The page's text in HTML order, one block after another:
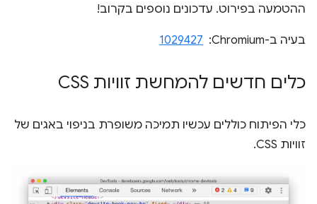
ההטמעה בפירוט. עדכונים נוספים בקרוב!
בעיה ב-Chromium: ‏ 1029427
כלים חדשים להמחשת זוויות CSS
כלי הפיתוח כוללים עכשיו תמיכה משופרת בניפוי באגים של
זוויות CSS.